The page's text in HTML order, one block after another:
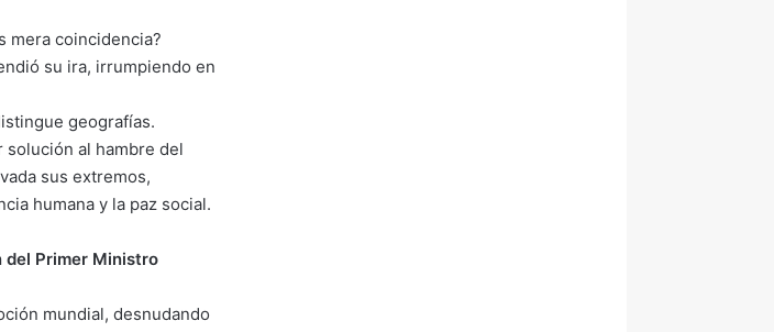
mera coincidencia?
su ira, irrumpiendo en
geografías.
al hambre del
sus extremos,
humana y la paz social.
del Primer Ministro
mundial, desnudando